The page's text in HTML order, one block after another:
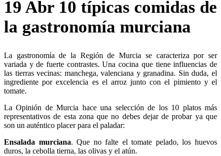
19 Abr 10 típicas comidas de
la gastronomía murciana
La gastronomía de la Región de Murcia se caracteriza por ser
variada y de fuerte contrastes. Una cocina que tiene influencias de
las tierras vecinas: manchega, valenciana y granadina. Sin duda, el
ingrediente por excelencia es el arroz junto con el pimiento y el
tomate.
La Opinión de Murcia hace una selección de los 10 platos más
representativos de esta zona que no debes dejar de probar ya que
son un auténtico placer para el paladar:
Ensalada murciana. Que no falte el tomate pelado, los huevos
duros, la cebolla tierna, las olivas y el atún.